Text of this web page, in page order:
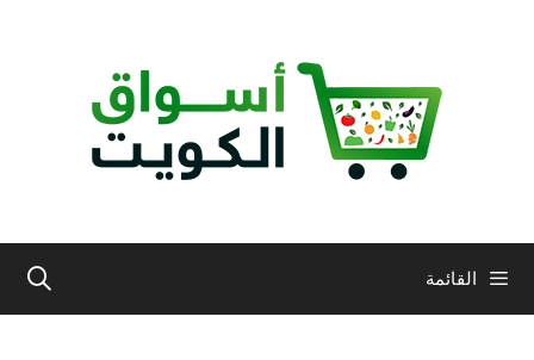
القائمة